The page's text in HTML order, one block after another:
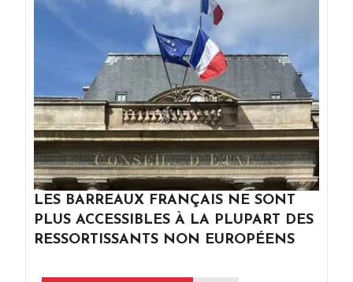
LES BARREAUX FRANÇAIS NE SONT
PLUS ACCESSIBLES À LA PLUPART DES
RESSORTISSANTS NON EUROPÉENS